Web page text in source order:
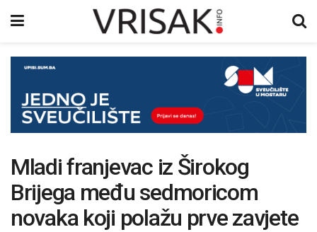
Mladi franjevac iz Širokog
Brijega među sedmoricom
novaka koji polažu prve zavjete